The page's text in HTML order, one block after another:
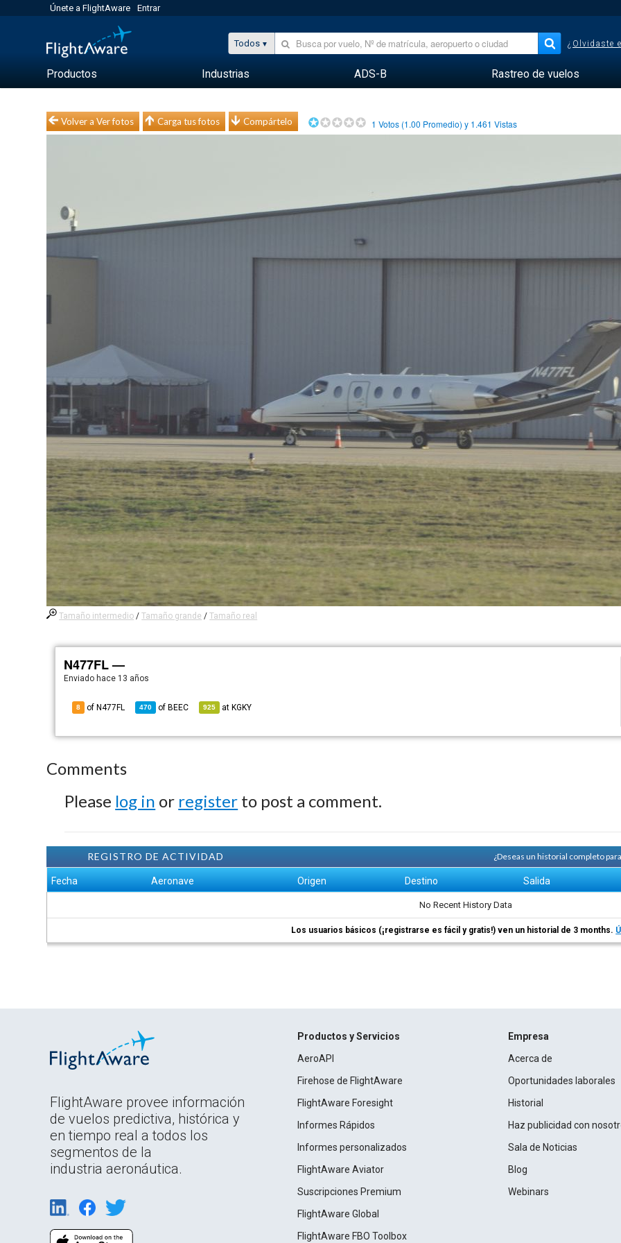
Únete a FlightAware Entrar
Todos ¿Olvidaste
Productos Industrias ADS-B Rastreo de vuelos
Volver a Ver fotos Carga tus fotos Compártelo 1 Votos (1.00 Promedio) y 1.461 Vistas
Tamaño intermedio /Tamaño grande /Tamaño real
N477FL —
Enviado hace 13 años
8 of N477FL 470 of BEEC 925 at KGKY
Comments
Please log in or register to post a comment.
REGISTRO DE ACTIVIDAD ¿Deseas un historial completo
Fecha Aeronave Origen Destino Salida
No Recent History Data
Los usuarios básicos (¡registrarse es fácil y gratis!) ven un historial de 3 months.
FlightAware provee información
de vuelos predictiva, histórica y
en tiempo real a todos los
segmentos de la
industria aeronáutica.
Productos y Servicios
AeroAPI
Firehose de FlightAware
FlightAware Foresight
Informes Rápidos
Informes personalizados
FlightAware Aviator
Suscripciones Premium
FlightAware Global
FlightAware FBO Toolbox
Empresa
Acerca de
Oportunidades laborales
Historial
Haz publicidad con
Sala de Noticias
Blog
Webinars